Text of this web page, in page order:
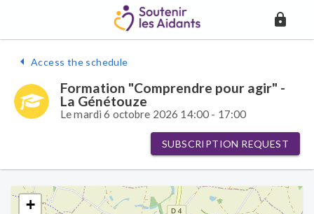
Access the schedule
Formation "Comprendre pour agir" -
La Génétouze
Le mardi 6 octobre 2026 14:00 - 17:00
SUBSCRIPTION REQUEST
+